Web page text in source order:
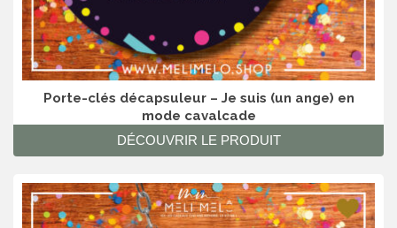
Porte-clés décapsuleur – Je suis (un ange) en
mode cavalcade
DÉCOUVRIR LE PRODUIT